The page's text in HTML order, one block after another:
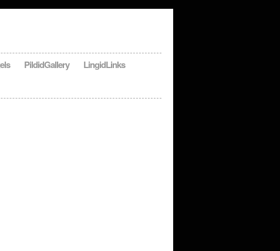
PildidGallery LingidLinks